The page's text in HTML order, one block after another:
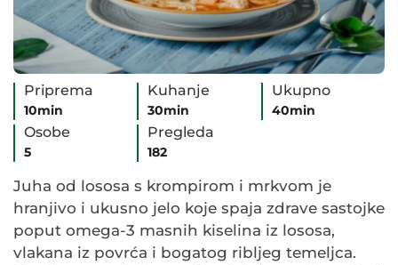
Priprema
10min
Kuhanje
30min
Ukupno
40min
Osobe
5
Pregleda
182
Juha od lososa s krompirom i mrkvom je
hranjivo i ukusno jelo koje spaja zdrave sastojke
poput omega-3 masnih kiselina iz lososa,
vlakana iz povrća i bogatog ribljeg temeljca.